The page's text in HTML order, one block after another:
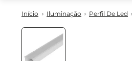
Iluminação Perfil De Led